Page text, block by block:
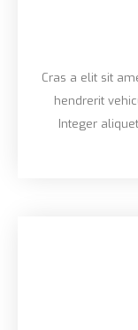
Cras a elit sit
hendrerit
Integer